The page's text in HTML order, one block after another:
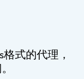
式的代理，